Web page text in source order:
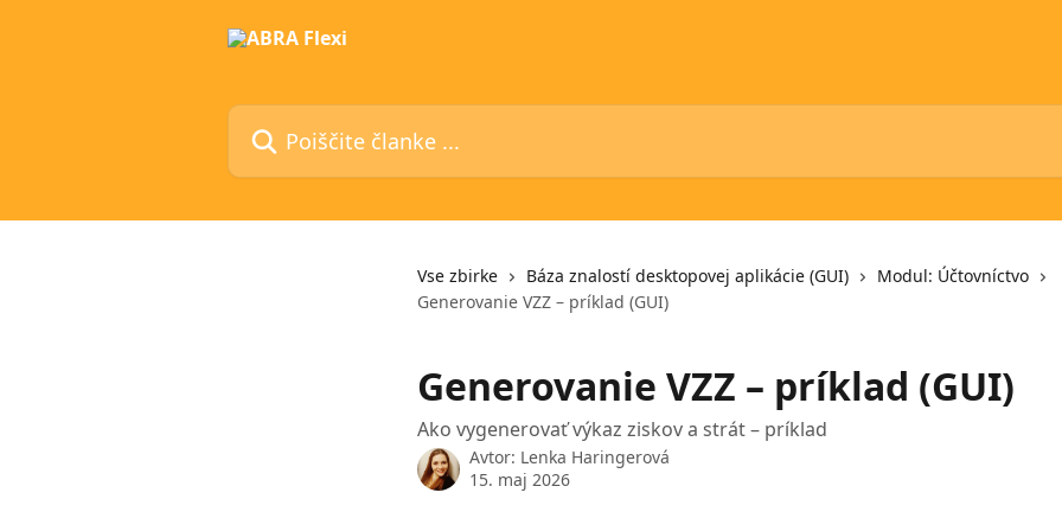
Poiščite članke ...
Vse zbirke Báza znalostí desktopovej aplikácie (GUI)
Modul: Účtovníctvo
Generovanie VZZ – príklad (GUI)
Generovanie VZZ – príklad (GUI)
Ako vygenerovať výkaz ziskov a strát – príklad
Avtor: Lenka Haringerová
15. maj 2026